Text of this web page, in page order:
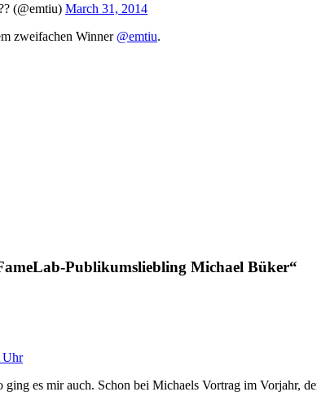
(@emtiu) March 31, 2014
zweifachen Winner @emtiu.
Publikumsliebling Michael Büker“
Uhr
ging es mir auch. Schon bei Michaels Vortrag im Vorjahr,